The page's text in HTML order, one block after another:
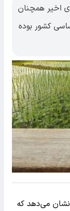
اخیر همچنان
کشور بوده
نشان می‌دهد که